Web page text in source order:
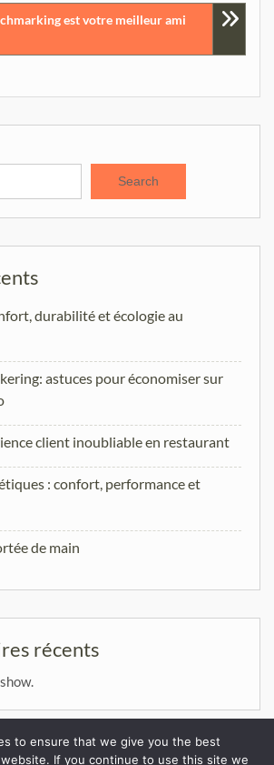
est votre meilleur ami
Search
durabilité et écologie au
astuces pour économiser sur
client inoubliable en restaurant
: confort, performance et
de main
récents
to ensure that we give you the best
If you continue to use this site we